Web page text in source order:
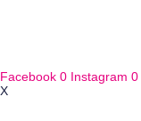
Facebook 0 Instagram 0
X